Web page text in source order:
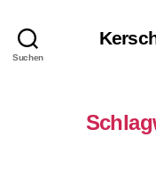
Suchen